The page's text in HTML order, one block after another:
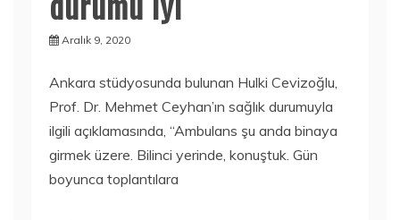
Aralık 9, 2020
Ankara stüdyosunda bulunan Hulki Cevizoğlu,
Prof. Dr. Mehmet Ceyhan’ın sağlık durumuyla
ilgili açıklamasında, “Ambulans şu anda binaya
girmek üzere. Bilinci yerinde, konuştuk. Gün
boyunca toplantılara